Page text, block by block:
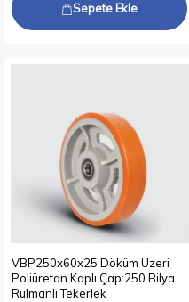
Sepete Ekle
VBP250x60x25 Döküm Üzeri
Poliüretan Kaplı Çap:250 Bilya
Rulmanlı Tekerlek